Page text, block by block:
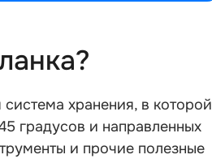
хранения, в которой
градусов и направленных
и прочие полезные